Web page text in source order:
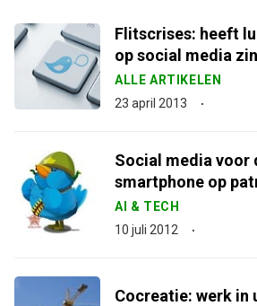
Flitscrises: heeft
op social media
ALLE ARTIKELEN
23 april 2013
Social media voor
smartphone op
AI & TECH
10 juli 2012
Cocreatie: werk in